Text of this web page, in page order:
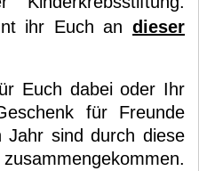
ihr Euch an dieser
Euch dabei oder Ihr
für Freunde
Jahr sind durch diese